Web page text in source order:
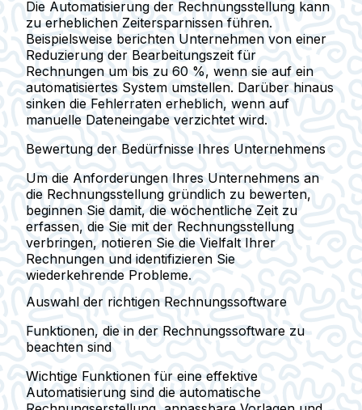
Die Automatisierung der Rechnungsstellung kann
zu erheblichen Zeitersparnissen führen.
Beispielsweise berichten Unternehmen von einer
Reduzierung der Bearbeitungszeit für
Rechnungen um bis zu 60 %, wenn sie auf ein
automatisiertes System umstellen. Darüber hinaus
sinken die Fehlerraten erheblich, wenn auf
manuelle Dateneingabe verzichtet wird.
Bewertung der Bedürfnisse Ihres Unternehmens
Um die Anforderungen Ihres Unternehmens an
die Rechnungsstellung gründlich zu bewerten,
beginnen Sie damit, die wöchentliche Zeit zu
erfassen, die Sie mit der Rechnungsstellung
verbringen, notieren Sie die Vielfalt Ihrer
Rechnungen und identifizieren Sie
wiederkehrende Probleme.
Auswahl der richtigen Rechnungssoftware
Funktionen, die in der Rechnungssoftware zu
beachten sind
Wichtige Funktionen für eine effektive
Automatisierung sind die automatische